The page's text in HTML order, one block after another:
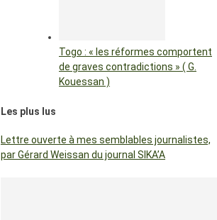
Togo : « les réformes comportent
de graves contradictions » ( G.
Kouessan )
Les plus lus
Lettre ouverte à mes semblables journalistes,
par Gérard Weissan du journal SIKA’A